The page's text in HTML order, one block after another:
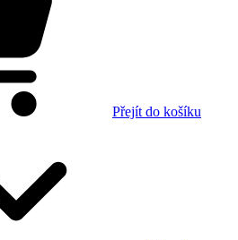
Přejít do košíku